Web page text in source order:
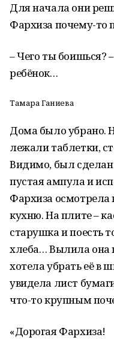
Для начала они
Фархиза почему-то
– Чего ты боишься?
ребёнок…
Тамара Ганиева
Дома было убрано.
лежали таблетки,
Видимо, был
пустая ампула и
Фархиза
кухню. На плите –
старушка и поесть
хлеба… Вылила
хотела убрать её в
увидела лист
что-то крупным
«Дорогая Фархиза!